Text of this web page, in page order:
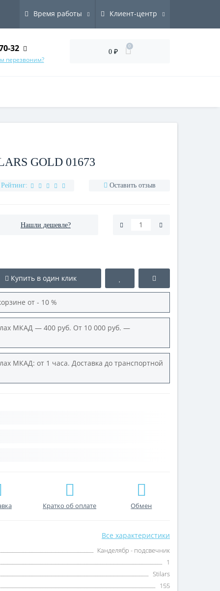
Время работы Клиент-центр
32
перезвоним?
0 ₽
0
GOLD 01673
Рейтинг: Оставить отзыв
Нашли дешевле?
Купить в один клик
от - 10 %
МКАД — 400 руб. От 10 000 руб. —
МКАД: от 1 часа. Доставка до транспортной
Кратко об оплате Обмен
Все характеристики
Канделябр - подсвечник
1
Stilars
155